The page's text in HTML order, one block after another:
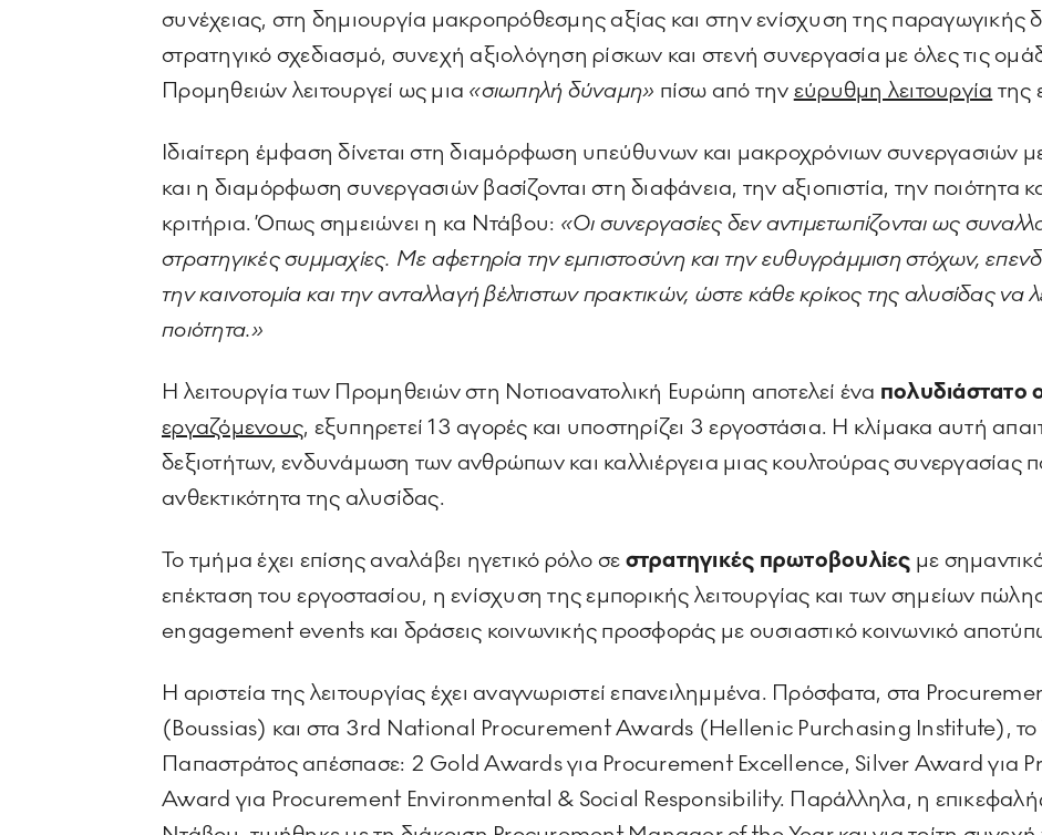
συνέχειας, στη δημιουργία μακροπρόθεσμης αξίας και στην ενίσχυση της παραγωγικής
στρατηγικό σχεδιασμό, συνεχή αξιολόγηση ρίσκων και στενή συνεργασία με όλες τις
Προμηθειών λειτουργεί ως μια «σιωπηλή δύναμη» πίσω από την εύρυθμη λειτουργία της
Ιδιαίτερη έμφαση δίνεται στη διαμόρφωση υπεύθυνων και μακροχρόνιων συνεργασιών
και η διαμόρφωση συνεργασιών βασίζονται στη διαφάνεια, την αξιοπιστία, την ποιότητα
κριτήρια. Όπως σημειώνει η κα Ντάβου: «Οι συνεργασίες δεν αντιμετωπίζονται ως
στρατηγικές συμμαχίες. Με αφετηρία την εμπιστοσύνη και την ευθυγράμμιση στόχων,
την καινοτομία και την ανταλλαγή βέλτιστων πρακτικών, ώστε κάθε κρίκος της αλυσίδας να
ποιότητα.»
Η λειτουργία των Προμηθειών στη Νοτιοανατολική Ευρώπη αποτελεί ένα πολυδιάστατο
εργαζόμενους, εξυπηρετεί 13 αγορές και υποστηρίζει 3 εργοστάσια. Η κλίμακα αυτή
δεξιοτήτων, ενδυνάμωση των ανθρώπων και καλλιέργεια μιας κουλτούρας συνεργασίας
ανθεκτικότητα της αλυσίδας.
Το τμήμα έχει επίσης αναλάβει ηγετικό ρόλο σε στρατηγικές πρωτοβουλίες με
επέκταση του εργοστασίου, η ενίσχυση της εμπορικής λειτουργίας και των σημείων
engagement events και δράσεις κοινωνικής προσφοράς με ουσιαστικό κοινωνικό
Η αριστεία της λειτουργίας έχει αναγνωριστεί επανειλημμένα. Πρόσφατα, στα
(Boussias) και στα 3rd National Procurement Awards (Hellenic Purchasing Institute),
Παπαστράτος απέσπασε: 2 Gold Awards για Procurement Excellence, Silver Award για
Award για Procurement Environmental & Social Responsibility. Παράλληλα, η επικεφαλής